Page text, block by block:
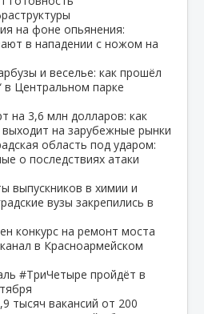
на фоне опьянения:
в нападении с ножом на
и веселье: как прошёл
в Центральном парке
на 3,6 млн долларов: как
выходит на зарубежные рынки
область под ударом:
о последствиях атаки
выпускников в химии и
вузы закрепились в
конкурс на ремонт моста
в Красноармейском
#ТриЧетыре пройдёт в
тысяч вакансий от 200